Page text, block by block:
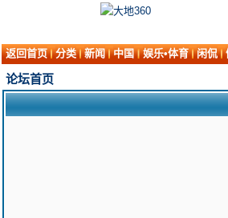
返回首页 分类 新闻 中国 娱乐•体育 闲侃
论坛首页